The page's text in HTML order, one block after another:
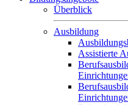
Überblick
Ausbildung
Assistierte